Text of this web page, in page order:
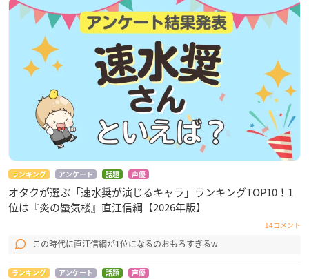
ランキング アンケート 話題 声優
オタクが選ぶ「速水奨が演じるキャラ」ランキングTOP10！1
位は『炎の蜃気楼』直江信綱【2026年版】
14コメント
この時代に直江信綱が1位になるのおもろすぎるw
ランキング アンケート 話題 声優